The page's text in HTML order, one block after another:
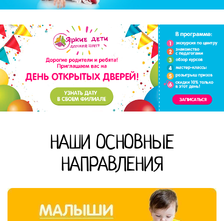
НАШИ ОСНОВНЫЕ
НАПРАВЛЕНИЯ